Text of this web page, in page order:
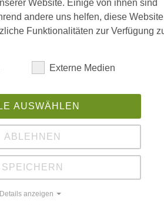
zu erhalten.
Website. Einige von ihnen sind
andere uns helfen, diese Website
Funktionalitäten zur Verfügung
Externe Medien
AUSWÄHLEN
ABLEHNEN
SPEICHERN
Details anzeigen